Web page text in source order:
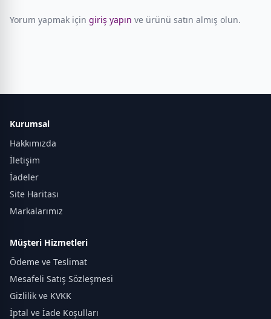
Yorum yapmak için giriş yapın ve ürünü satın almış olun.
Kurumsal
Hakkımızda
İletişim
İadeler
Site Haritası
Markalarımız
Müşteri Hizmetleri
Ödeme ve Teslimat
Mesafeli Satış Sözleşmesi
Gizlilik ve KVKK
İptal ve İade Koşulları